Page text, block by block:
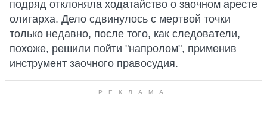
подряд отклоняла ходатайство о заочном аресте
олигарха. Дело сдвинулось с мертвой точки
только недавно, после того, как следователи,
похоже, решили пойти "напролом", применив
инструмент заочного правосудия.